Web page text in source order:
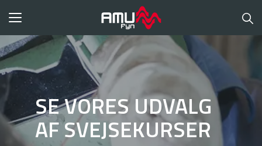
Toggle
SE VORES UDVALG
AF SVEJSEKURSER